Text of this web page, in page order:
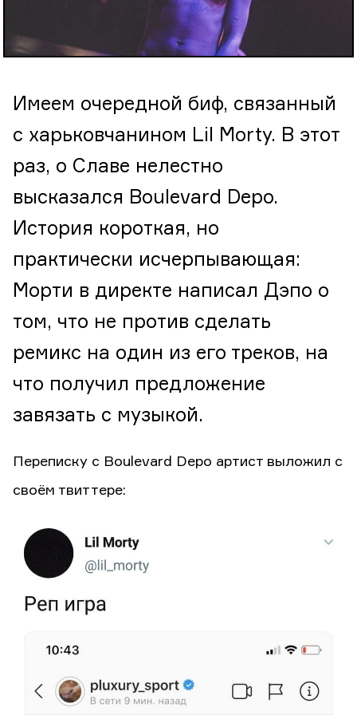
Имеем очередной биф, связанный
с харьковчанином Lil Morty. В этот
раз, о Славе нелестно
высказался Boulevard Depo.
История короткая, но
практически исчерпывающая:
Морти в директе написал Дэпо о
том, что не против сделать
ремикс на один из его треков, на
что получил предложение
завязать с музыкой.
Переписку с Boulevard Depo артист выложил с
своём твиттере: